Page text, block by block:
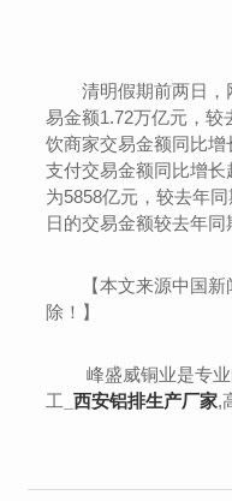
清明假期前两日
易金额1.72万亿元，较
饮商家交易金额同比
支付交易金额同比增
为5858亿元，较去年
日的交易金额较去年同
【本文来源中国
除！】
峰盛威铜业是专
工 _西安铝排生产厂家,